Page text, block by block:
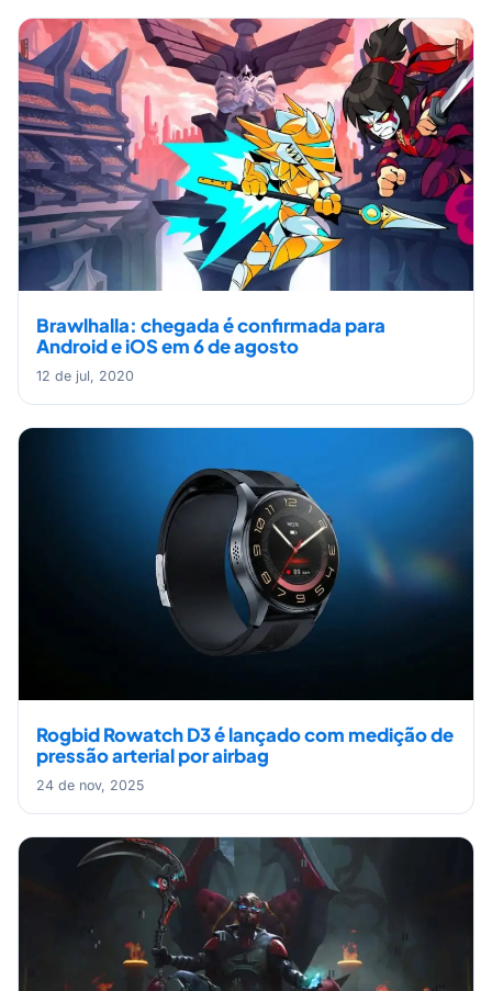
Brawlhalla: chegada é confirmada para
Android e iOS em 6 de agosto
12 de jul, 2020
Rogbid Rowatch D3 é lançado com medição de
pressão arterial por airbag
24 de nov, 2025